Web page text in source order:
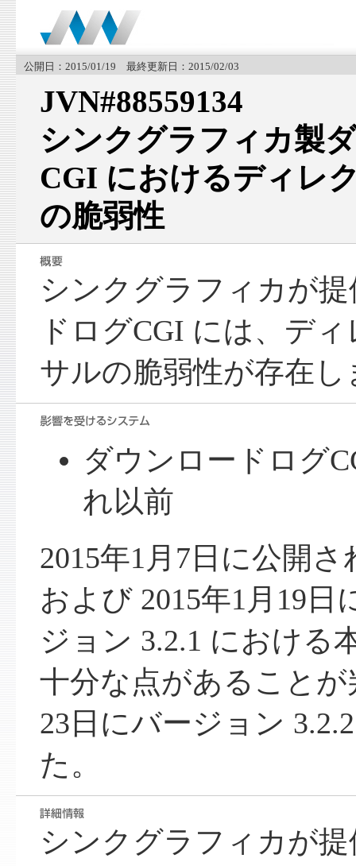
公開日：2015/01/19 最終更新日：2015/02/03
JVN#88559134
シンクグラフィカ製
CGI におけるディレ
の脆弱性
シンクグラフィカが
ドログCGI には、デ
サルの脆弱性が存在し
ダウンロードログ
れ以前
2015年1月7日に公開
および 2015年1月19
ジョン 3.2.1 における
十分な点があることが
23日にバージョン
た。
シンクグラフィカが